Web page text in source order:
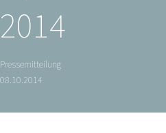
2014
Pressemitteilung
08.10.2014